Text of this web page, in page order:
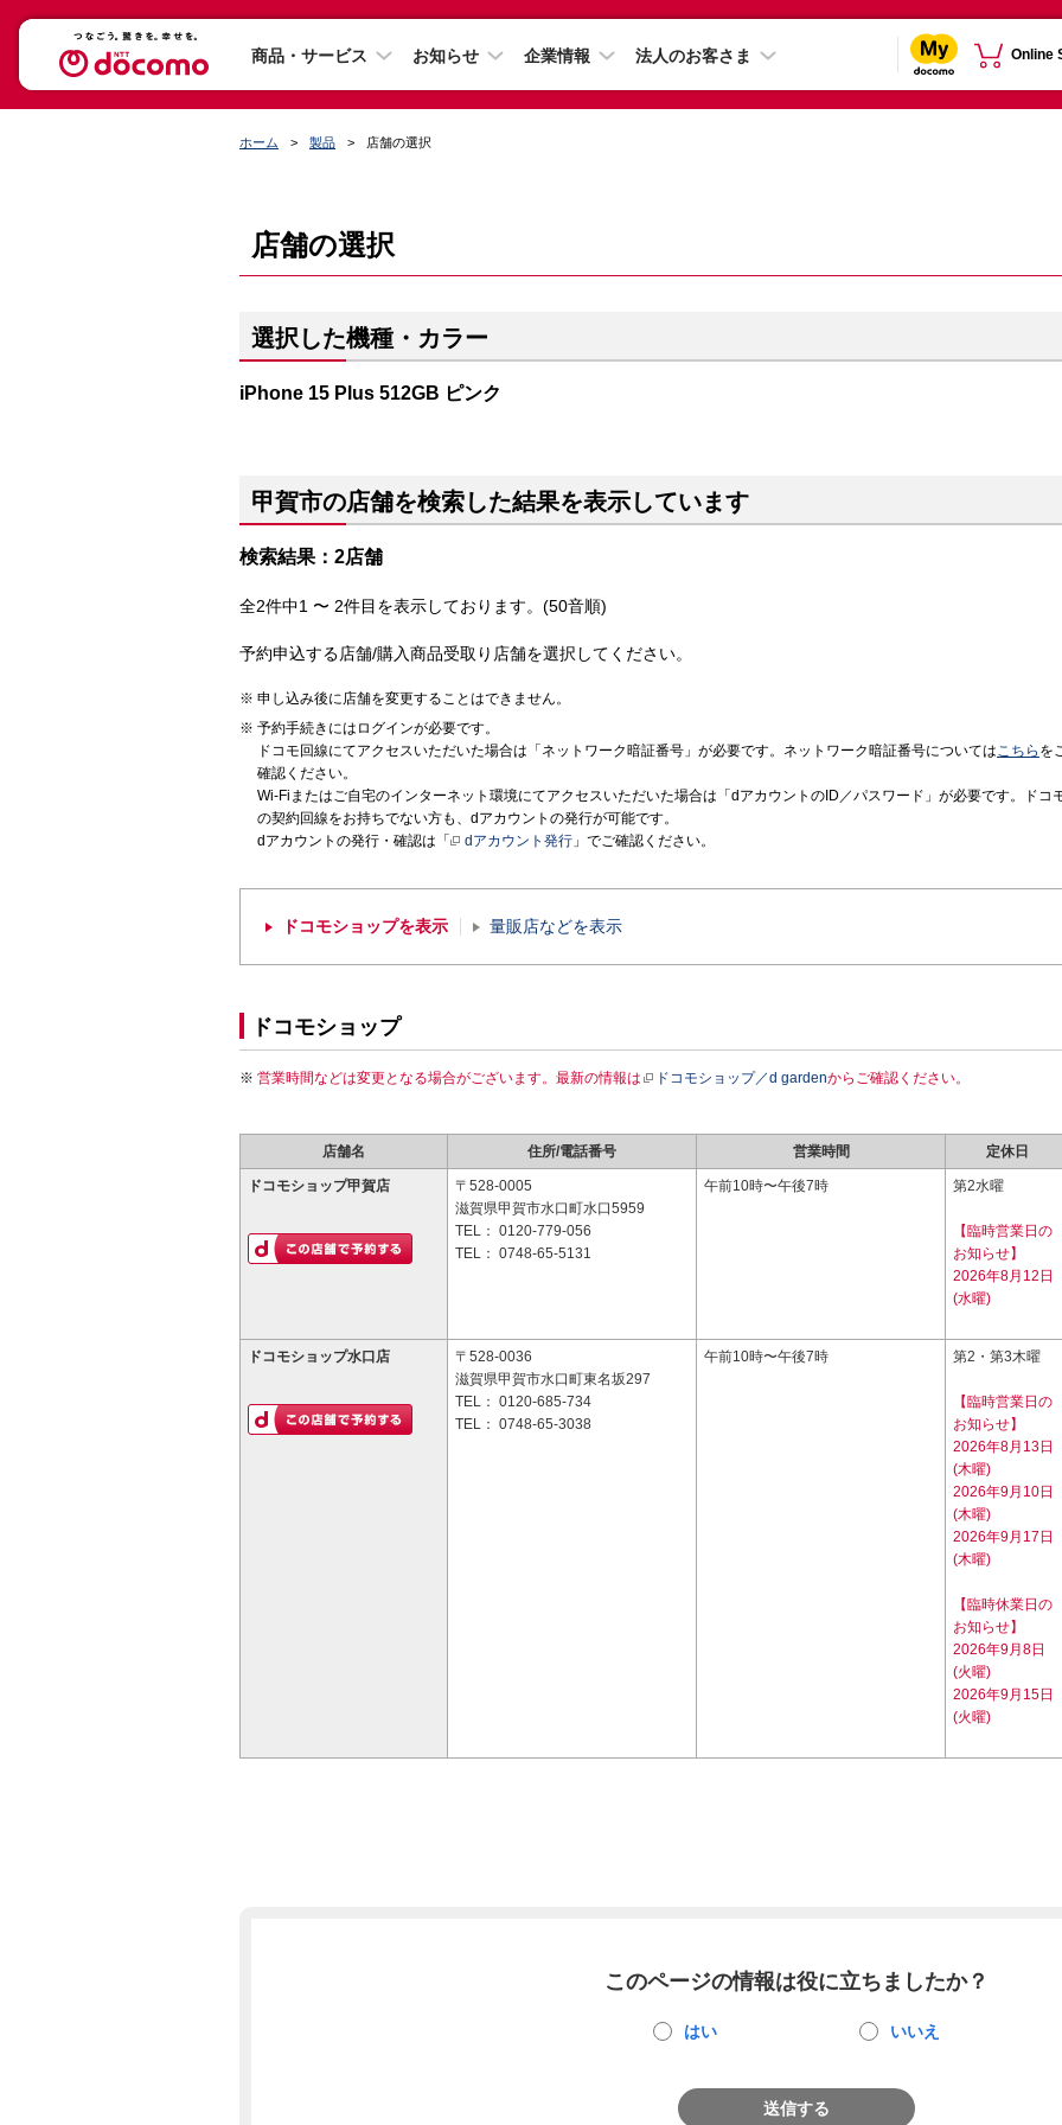
商品・サービス お知らせ 企業情報 法人のお客さま Online
ホーム 製品 店舗の選択
店舗の選択
選択した機種・カラー
iPhone 15 Plus 512GB ピンク
甲賀市の店舗を検索した結果を表示しています
検索結果：2店舗
全2件中1 〜 2件目を表示しております。(50音順)
予約申込する店舗/購入商品受取り店舗を選択してください。
申し込み後に店舗を変更することはできません。
予約手続きにはログインが必要です。
ドコモ回線にてアクセスいただいた場合は「ネットワーク暗証番号」が必要です。ネットワーク暗証番号についてはこちら を
確認ください。
Wi-Fiまたはご自宅のインターネット環境にてアクセスいただいた場合は「dアカウントのID／パスワード」が必要です。ドコ
の契約回線をお持ちでない方も、dアカウントの発行が可能です。
dアカウントの発行・確認は「
dアカウント発行 」でご確認ください。
ドコモショップを表示 量販店などを表示
ドコモショップ
営業時間などは変更となる場合がございます。最新の情報は ドコモショップ／d gardenからご確認ください。
店舗名 住所/電話番号 営業時間 定休日
ドコモショップ甲賀店
〒528-0005
滋賀県甲賀市水口町水口5959
TEL： 0120-779-056
TEL： 0748-65-5131
午前10時〜午後7時 第2水曜
【臨時営業日の
お知らせ】
2026年8月12日
(水曜)
ドコモショップ水口店
〒528-0036
滋賀県甲賀市水口町東名坂297
TEL： 0120-685-734
TEL： 0748-65-3038
午前10時〜午後7時 第2・第3木曜
【臨時営業日の
お知らせ】
2026年8月13日
(木曜)
2026年9月10日
(木曜)
2026年9月17日
(木曜)
【臨時休業日の
お知らせ】
2026年9月8日
(火曜)
2026年9月15日
(火曜)
このページの情報は役に立ちましたか？
はい いいえ
送信する